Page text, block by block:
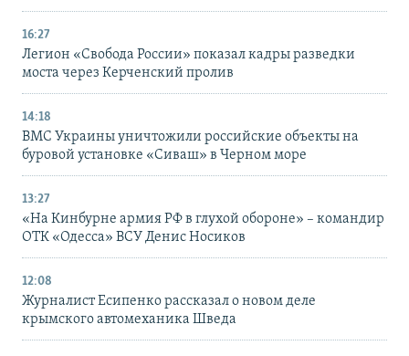
16:27
Легион «Свобода России» показал кадры разведки
моста через Керченский пролив
14:18
ВМС Украины уничтожили российские объекты на
буровой установке «Сиваш» в Черном море
13:27
«На Кинбурне армия РФ в глухой обороне» – командир
ОТК «Одесса» ВСУ Денис Носиков
12:08
Журналист Есипенко рассказал о новом деле
крымского автомеханика Шведа